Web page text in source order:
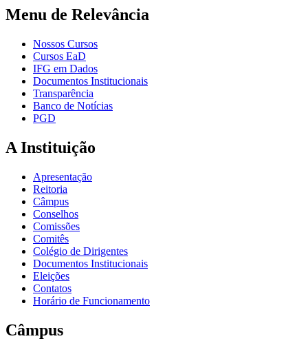
Menu de Relevância
Nossos Cursos
Cursos EaD
IFG em Dados
Documentos Institucionais
Transparência
Banco de Notícias
PGD
A Instituição
Apresentação
Reitoria
Câmpus
Conselhos
Comissões
Comitês
Colégio de Dirigentes
Documentos Institucionais
Eleições
Contatos
Horário de Funcionamento
Câmpus